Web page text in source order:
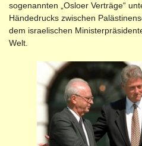
sogenannten „Osloer Verträge“
Händedrucks zwischen
dem israelischen
Welt.